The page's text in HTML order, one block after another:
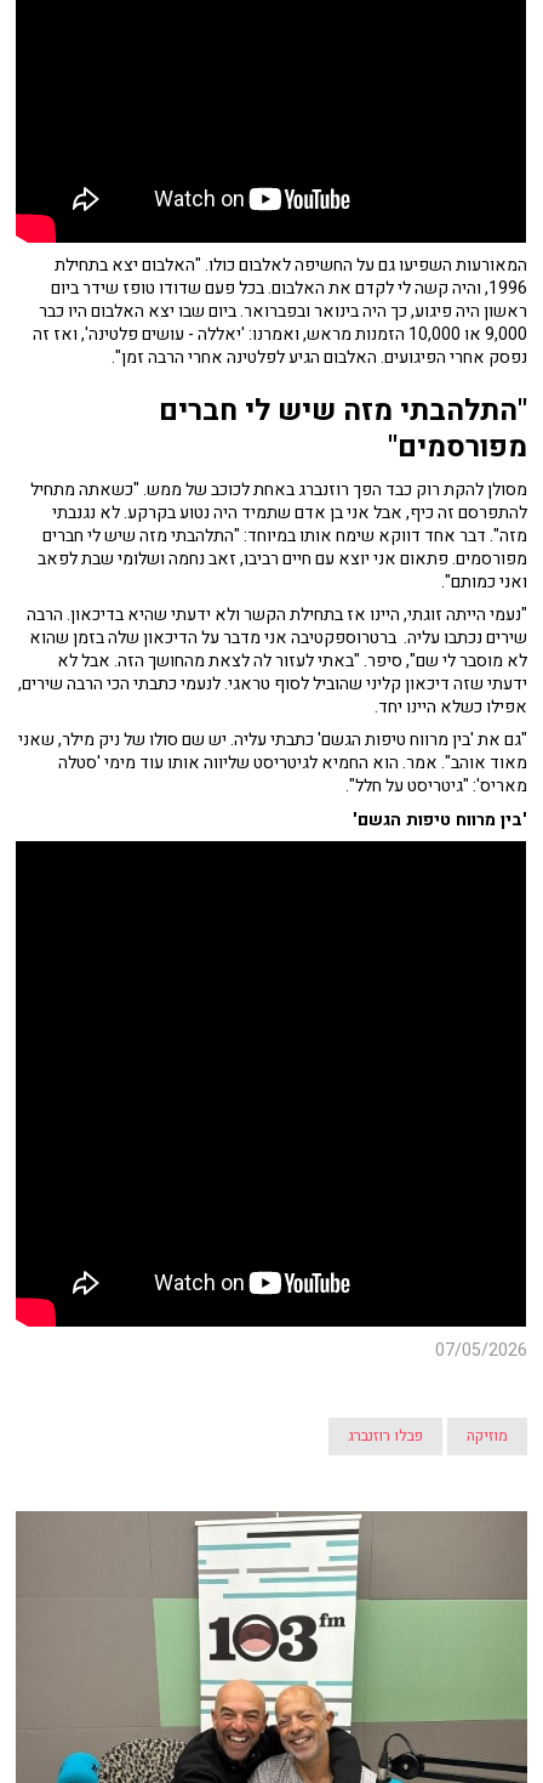
המאורעות השפיעו גם על החשיפה לאלבום כולו. "האלבום יצא בתחילת
1996, והיה קשה לי לקדם את האלבום. בכל פעם שדודו טופז שידר ביום
ראשון היה פיגוע, כך היה בינואר ובפברואר. ביום שבו יצא האלבום היו כבר
9,000 או 10,000 הזמנות מראש, ואמרנו: 'יאללה - עושים פלטינה', ואז זה
נפסק אחרי הפיגועים. האלבום הגיע לפלטינה אחרי הרבה זמן".
"התלהבתי מזה שיש לי חברים
מפורסמים"
מסולן להקת רוק כבד הפך רוזנברג באחת לכוכב של ממש. "כשאתה מתחיל
להתפרסם זה כיף, אבל אני בן אדם שתמיד היה נטוע בקרקע. לא נגנבתי
מזה". דבר אחד דווקא שימח אותו במיוחד: "התלהבתי מזה שיש לי חברים
מפורסמים. פתאום אני יוצא עם חיים רביבו, זאב נחמה ושלומי שבת לפאב
ואני כמותם".
"נעמי הייתה זוגתי, היינו אז בתחילת הקשר ולא ידעתי שהיא בדיכאון. הרבה
שירים נכתבו עליה. ברטרוספקטיבה אני מדבר על הדיכאון שלה בזמן שהוא
לא מוסבר לי שם", סיפר. "באתי לעזור לה לצאת מהחושך הזה. אבל לא
ידעתי שזה דיכאון קליני שהוביל לסוף טראגי. לנעמי כתבתי הכי הרבה שירים,
אפילו כשלא היינו יחד.
"גם את 'בין מרווח טיפות הגשם' כתבתי עליה. יש שם סולו של ניק מילר, שאני
מאוד אוהב". אמר. הוא החמיא לגיטריסט שליווה אותו עוד מימי 'סטלה
מאריס': "גיטריסט על חלל".
'בין מרווח טיפות הגשם'
07/05/2026
מוזיקה פבלו רוזנברג